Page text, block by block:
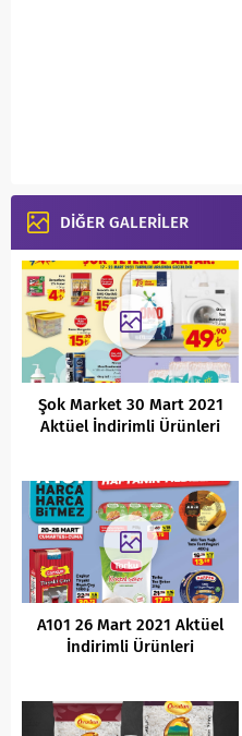
DİĞER GALERİLER
Şok Market 30 Mart 2021
Aktüel İndirimli Ürünleri
A101 26 Mart 2021 Aktüel
İndirimli Ürünleri